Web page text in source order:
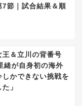
7節｜試合結果＆順
王＆立川の背番号
緒が自身初の海外
しかできない挑戦を
」